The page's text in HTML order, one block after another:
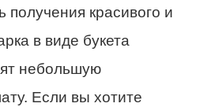
получения красивого и
в виде букета
небольшую
Если вы хотите